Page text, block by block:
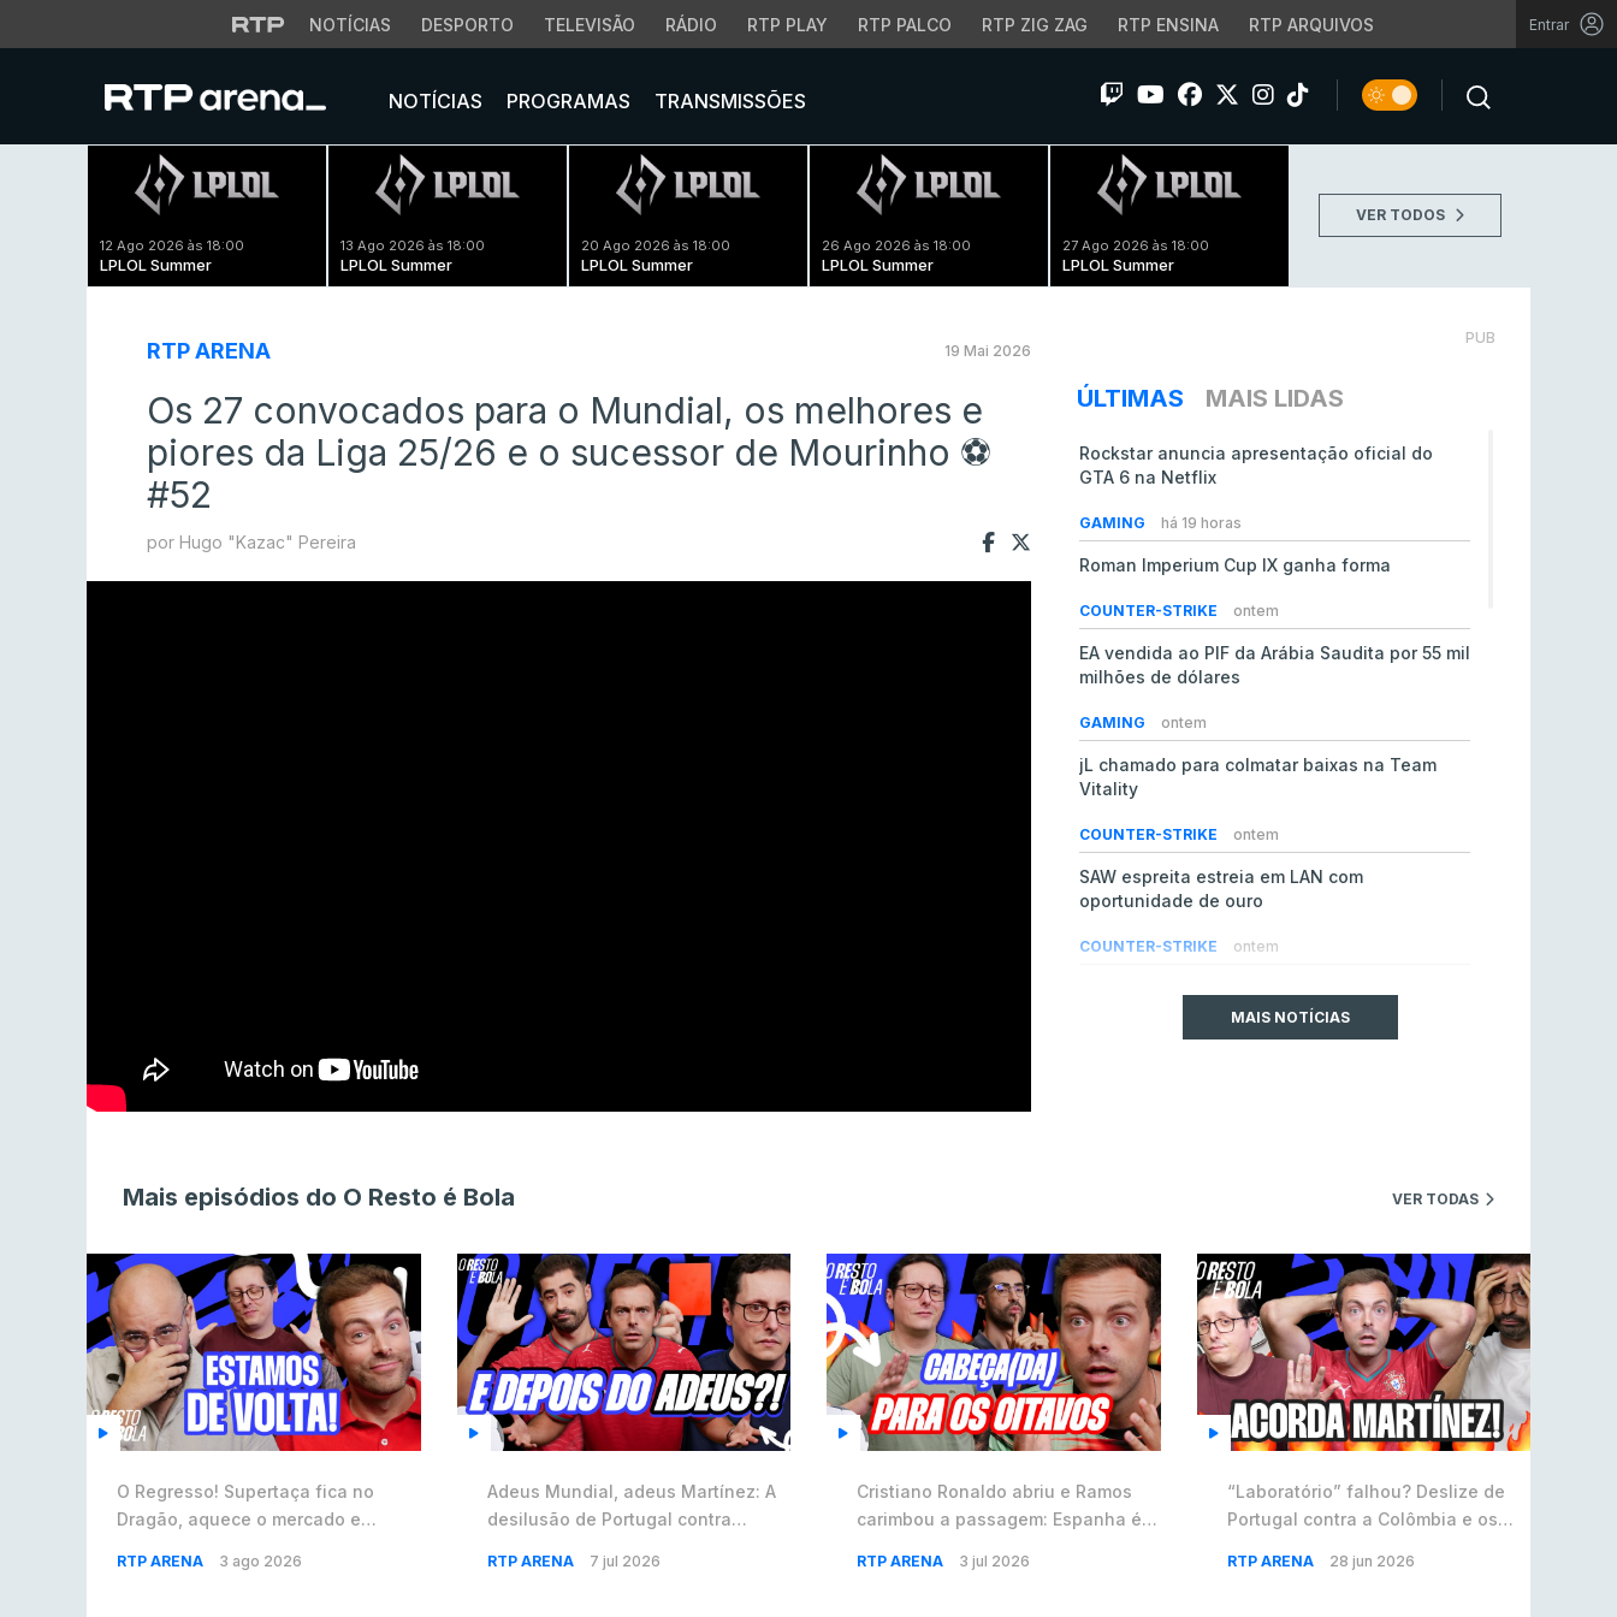
NOTÍCIAS DESPORTO TELEVISÃO RÁDIO RTP PLAY RTP PALCO RTP ZIG ZAG RTP ENSINA RTP ARQUIVOS Entrar
NOTÍCIAS PROGRAMAS TRANSMISSÕES
12 Ago 2026 às 18:00
LPLOL Summer
13 Ago 2026 às 18:00
LPLOL Summer
20 Ago 2026 às 18:00
LPLOL Summer
26 Ago 2026 às 18:00
LPLOL Summer
27 Ago 2026 às 18:00
LPLOL Summer
VER TODOS
RTP ARENA 19 Mai 2026
Os 27 convocados para o Mundial, os melhores e
piores da Liga 25/26 e o sucessor de Mourinho ⚽️
#52
por Hugo "Kazac" Pereira
PUB
ÚLTIMAS MAIS LIDAS
Rockstar anuncia apresentação oficial do
GTA 6 na Netflix
GAMING há 19 horas
Roman Imperium Cup IX ganha forma
COUNTER-STRIKE ontem
EA vendida ao PIF da Arábia Saudita por 55 mil
milhões de dólares
GAMING ontem
jL chamado para colmatar baixas na Team
Vitality
COUNTER-STRIKE ontem
SAW espreita estreia em LAN com
oportunidade de ouro
COUNTER-STRIKE ontem
do Counter-Strike 2
ENTRETENIMENTO 3 ago 2026
Códigos para ícones clássicos gratuitos no
League of Legends [agosto 2026]
LEAGUE OF LEGENDS 3 ago 2026
MOUZ surpreende Spirit para vencer BLAST
MAIS NOTÍCIAS
Mais episódios do O Resto é Bola VER TODAS
O Regresso! Supertaça fica no
Dragão, aquece o mercado e
RTP ARENA 3 ago 2026
Adeus Mundial, adeus Martínez: A
desilusão de Portugal contra
RTP ARENA 7 jul 2026
Cristiano Ronaldo abriu e Ramos
carimbou a passagem: Espanha é o
RTP ARENA 3 jul 2026
“Laboratório” falhou? Deslize de
Portugal contra a Colômbia e os
RTP ARENA 28 jun 2026